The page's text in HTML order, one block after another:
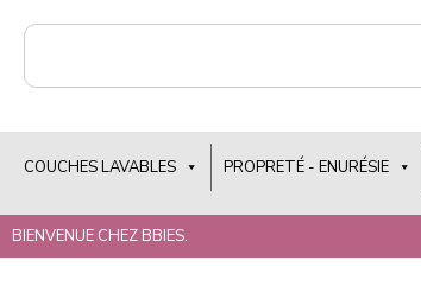
COUCHES LAVABLES PROPRETÉ - ENURÉSIE
BIENVENUE CHEZ BBIES.